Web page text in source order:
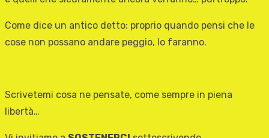
Come dice un antico detto: proprio quando pensi che le
cose non possano andare peggio, lo faranno.
Scrivetemi cosa ne pensate, come sempre in piena
libertà…